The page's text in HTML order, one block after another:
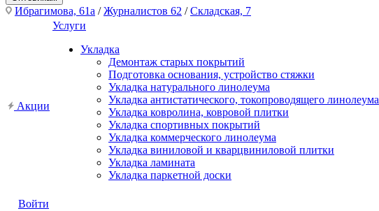
Ибрагимова, 61а /Журналистов 62 /Складская, 7
Акции
Услуги
Укладка
Демонтаж старых покрытий
Подготовка основания, устройство стяжки
Укладка натурального линолеума
Укладка антистатического, токопроводящего линолеума
Укладка ковролина, ковровой плитки
Укладка спортивных покрытий
Укладка коммерческого линолеума
Укладка виниловой и кварцвиниловой плитки
Укладка ламината
Укладка паркетной доски
Войти